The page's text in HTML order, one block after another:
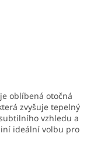
oblíbená otočná
zvyšuje tepelný
vzhledu a
ideální volbu pro